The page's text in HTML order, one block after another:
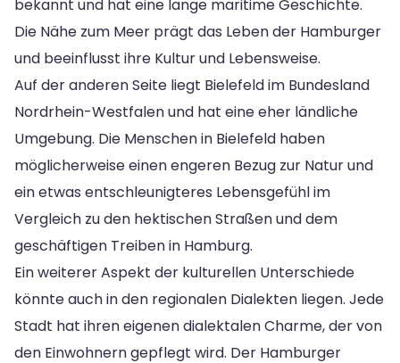
bekannt und hat eine lange maritime Geschichte.
Die Nähe zum Meer prägt das Leben der Hamburger
und beeinflusst ihre Kultur und Lebensweise.
Auf der anderen Seite liegt Bielefeld im Bundesland
Nordrhein-Westfalen und hat eine eher ländliche
Umgebung. Die Menschen in Bielefeld haben
möglicherweise einen engeren Bezug zur Natur und
ein etwas entschleunigteres Lebensgefühl im
Vergleich zu den hektischen Straßen und dem
geschäftigen Treiben in Hamburg.
Ein weiterer Aspekt der kulturellen Unterschiede
könnte auch in den regionalen Dialekten liegen. Jede
Stadt hat ihren eigenen dialektalen Charme, der von
den Einwohnern gepflegt wird. Der Hamburger